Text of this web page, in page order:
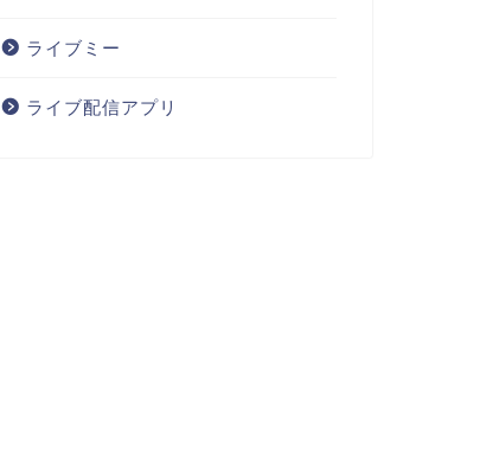
ライブミー
ライブ配信アプリ